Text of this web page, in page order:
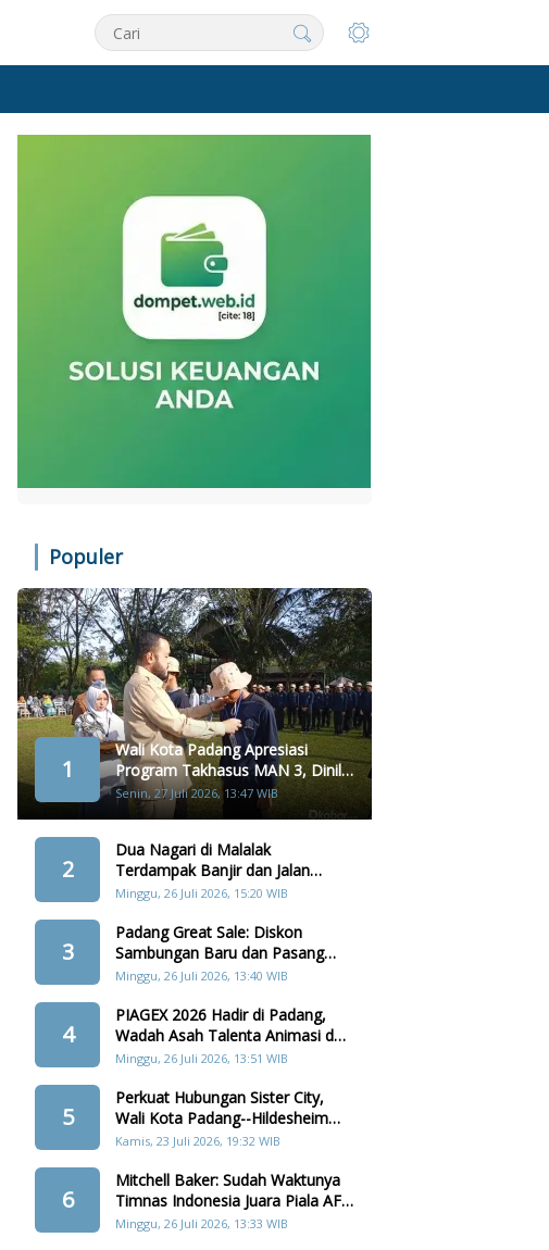
Populer
1
Wali Kota Padang Apresiasi
Program Takhasus MAN 3, Dinilai
Layak Jadi Contoh Sekolah Lain
Senin, 27 Juli 2026, 13:47 WIB
2
Dua Nagari di Malalak
Terdampak Banjir dan Jalan
Amblas Akibat Hujan Lebat
Minggu, 26 Juli 2026, 15:20 WIB
3
Padang Great Sale: Diskon
Sambungan Baru dan Pasang
Kembali Terbatas 357 Orang
Minggu, 26 Juli 2026, 13:40 WIB
4
PIAGEX 2026 Hadir di Padang,
Wadah Asah Talenta Animasi dan
Teknologi Digital
Minggu, 26 Juli 2026, 13:51 WIB
5
Perkuat Hubungan Sister City,
Wali Kota Padang--Hildesheim
Akan Tanam Pohon di Batang
Kamis, 23 Juli 2026, 19:32 WIB
6
Mitchell Baker: Sudah Waktunya
Timnas Indonesia Juara Piala AFF
2026
Minggu, 26 Juli 2026, 13:33 WIB